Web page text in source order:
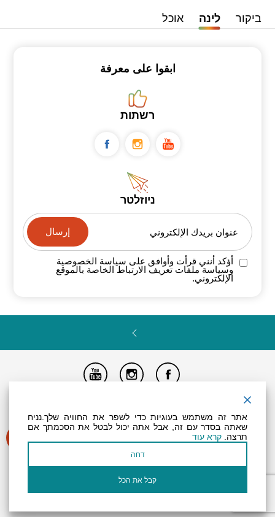
ביקור לינה אוכל
ابقوا على معرفة
רשתות
ניוזלטר
عنوان بريدك الإلكتروني
أؤكد أنني قرأت وأوافق على سياسة الخصوصية
وسياسة ملفات تعريف الارتباط الخاصة بالموقع
الإلكتروني.
جميع الحقوق محفوظة لـ "أرض (منطقة) البحر الميت ©
אתר זה משתמש בעוגיות כדי לשפר את החוויה שלך.נניח
שאתה בסדר עם זה, אבל אתה יכול לבטל את הסכמתך אם
תרצה. קרא עוד
דחה
קבל את הכל